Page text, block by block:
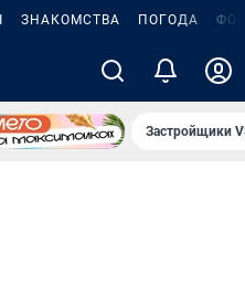
ЗНАКОМСТВА ПОГОДА
Застройщики